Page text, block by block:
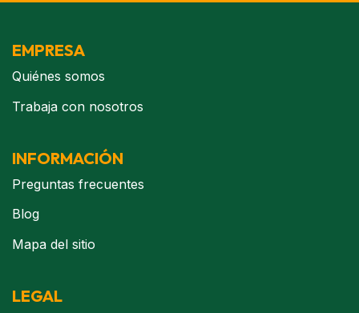
EMPRESA
Quiénes somos
Trabaja con nosotros
INFORMACIÓN
Preguntas frecuentes
Blog
Mapa del sitio
LEGAL